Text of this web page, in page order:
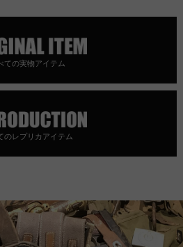
ての実物アイテム
のレプリカアイテム